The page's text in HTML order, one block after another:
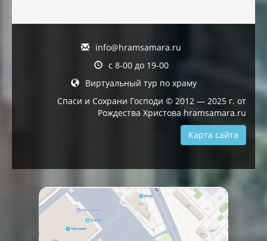
info@hramsamara.ru
с 8-00 до 19-00
Виртуальный тур по храму
Спаси и Сохрани Господи © 2012 — 2025 г. от
Рождества Христова hramsamara.ru
Карта сайта